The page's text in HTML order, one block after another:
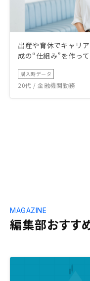
出産や育休でキャリ
成の“仕組み”を作っ
購入時データ
20代 / 金融機関勤務
編集部おすす
MAGAZINE